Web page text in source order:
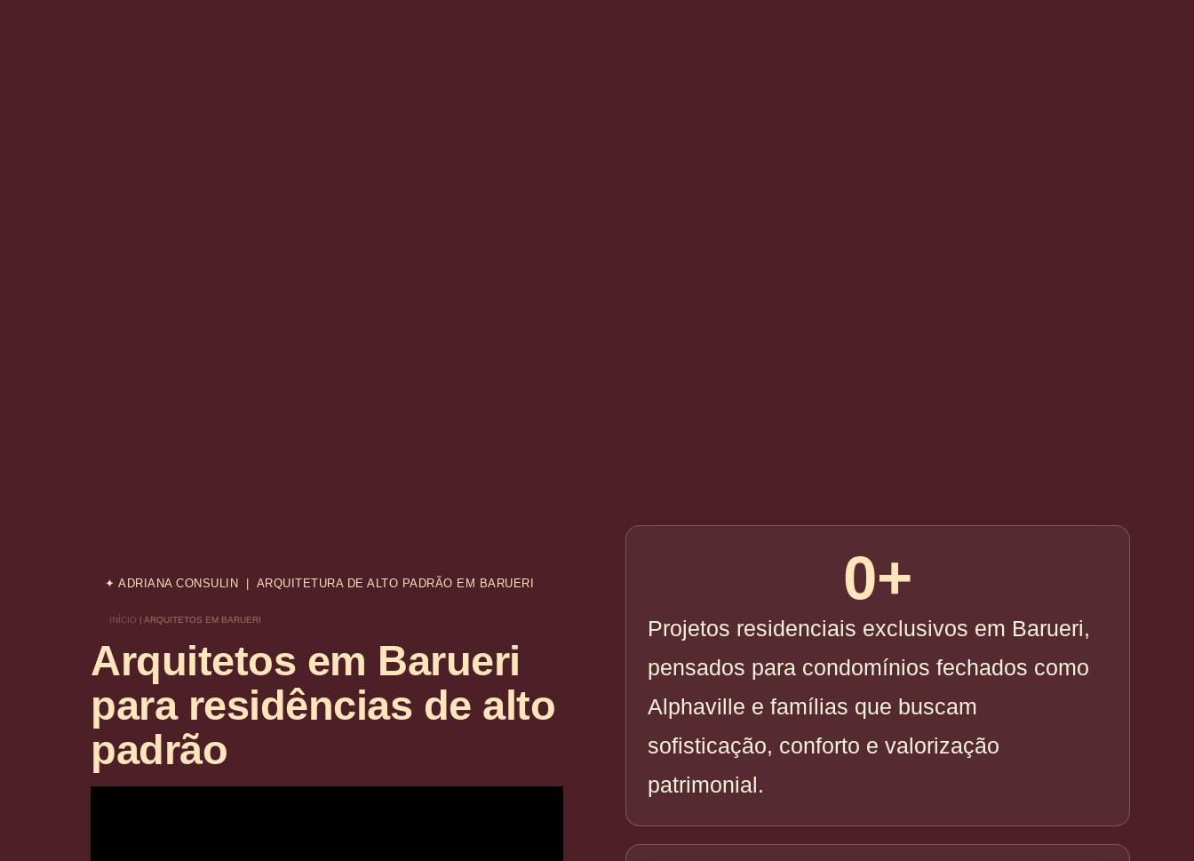
✦ ADRIANA CONSULIN | ARQUITETURA DE ALTO PADRÃO EM BARUERI
INÍCIO | ARQUITETOS EM BARUERI
Arquitetos em Barueri
para residências de alto
padrão
Projetos residenciais exclusivos em Barueri,
pensados para condomínios fechados como
Alphaville e famílias que buscam
sofisticação, conforto e valorização
patrimonial.
0+